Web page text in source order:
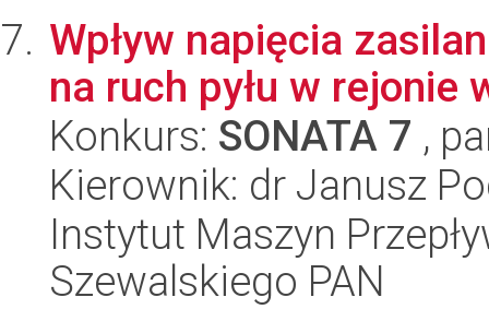
Wpływ napięcia
na ruch pyłu w rejonie
Konkurs: SONATA 7 ,
Kierownik: dr Janusz
Instytut Maszyn
Szewalskiego PAN